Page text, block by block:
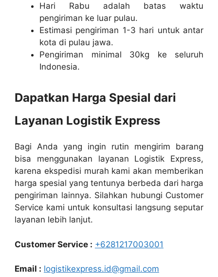
Hari Rabu adalah batas waktu
pengiriman ke luar pulau.
Estimasi pengiriman 1-3 hari untuk antar
kota di pulau jawa.
Pengiriman minimal 30kg ke seluruh
Indonesia.
Dapatkan Harga Spesial dari
Layanan Logistik Express
Bagi Anda yang ingin rutin mengirim barang
bisa menggunakan layanan Logistik Express,
karena ekspedisi murah kami akan memberikan
harga spesial yang tentunya berbeda dari harga
pengiriman lainnya. Silahkan hubungi Customer
Service kami untuk konsultasi langsung seputar
layanan lebih lanjut.
Customer Service : +6281217003001
Email : logistikexpress.id@gmail.com